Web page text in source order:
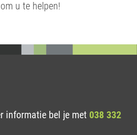
u te helpen!
informatie bel je met 038 332